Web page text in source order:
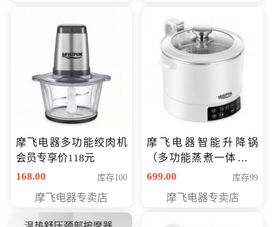
摩飞电器多功能绞肉机
会员专享价118元
168.00
库存100
摩飞电器专卖店
摩飞电器智能升降锅
（多功能蒸煮一体锅）
（智能升降养生锅） 会
699.00 库存99
摩飞电器专卖店